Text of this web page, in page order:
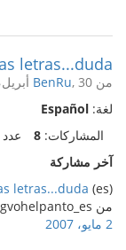
letras...duda
من BenRu, 30 أبريل، 2007
لغة: Español
المشاركات: 8
آخر مشاركة
(es)
letras...duda
من lingvohelpanto_es
2 مايو، 2007